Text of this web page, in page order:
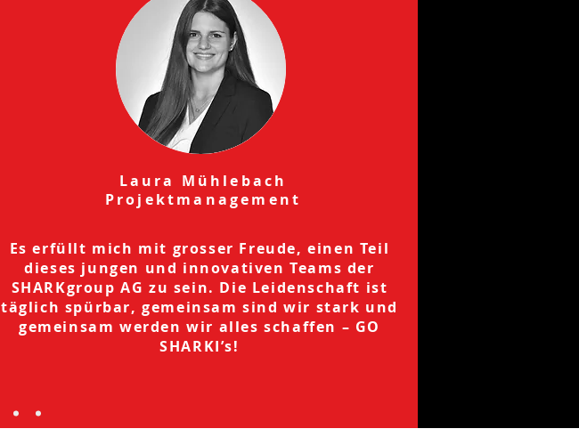
Laura Mühlebach
Projektmanagement
Es erfüllt mich mit grosser Freude, einen Teil
dieses jungen und innovativen Teams der
SHARKgroup AG zu sein. Die Leidenschaft ist
täglich spürbar, gemeinsam sind wir stark und
gemeinsam werden wir alles schaffen – GO
SHARKI’s!